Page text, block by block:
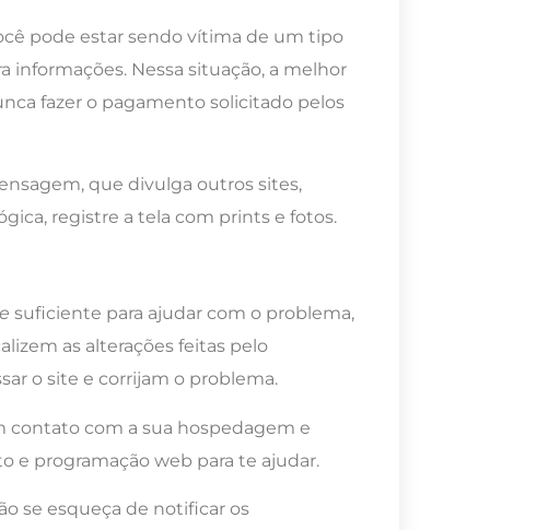
pode estar sendo vítima de um tipo
informações. Nessa situação, a melhor
fazer o pagamento solicitado pelos
que divulga outros sites,
registre a tela com prints e fotos.
suficiente para ajudar com o problema,
as alterações feitas pelo
o site e corrijam o problema.
contato com a sua hospedagem e
e programação web para te ajudar.
se esqueça de notificar os